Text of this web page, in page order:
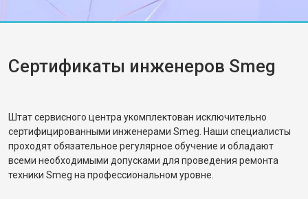
Замена нижнего уплотнителя
дверцы
Замена заливного шланга от 850 ₽ Заказать
Сертификаты инженеров Smeg
Штат сервисного центра укомплектован исключительно
сертифицированными инженерами Smeg. Наши специалисты
проходят обязательное регулярное обучение и обладают
всеми необходимыми допусками для проведения ремонта
техники Smeg на профессиональном уровне.